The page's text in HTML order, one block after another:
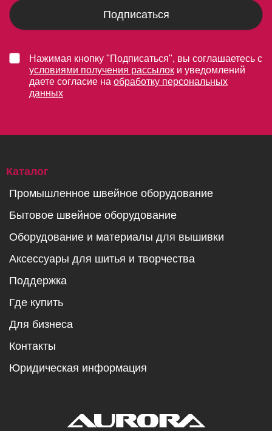
Подписаться
Нажимая кнопку "Подписаться", вы соглашаетесь с
условиями получения рассылок и уведомлений
даете согласие на обработку персональных
данных
Каталог
Промышленное швейное оборудование
Бытовое швейное оборудование
Оборудование и материалы для вышивки
Аксессуары для шитья и творчества
Поддержка
Где купить
Для бизнеса
Контакты
Юридическая информация